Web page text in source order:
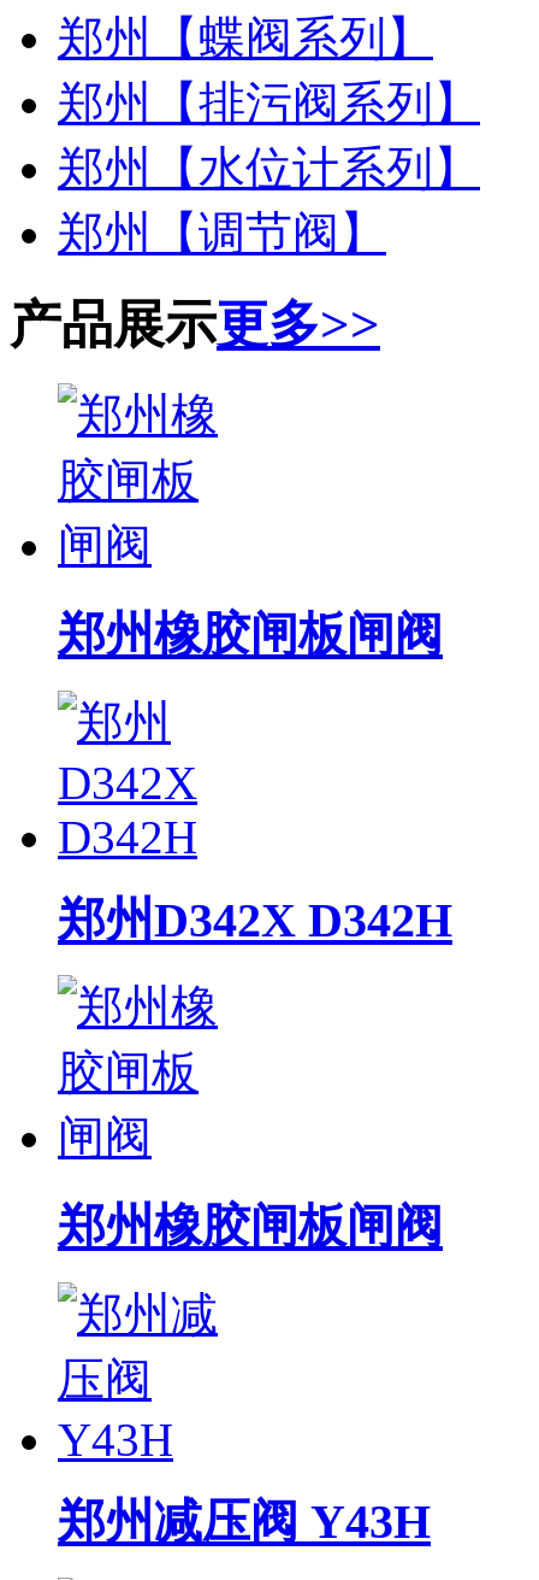
郑州【蝶阀系列】
郑州【排污阀系列】
郑州【水位计系列】
郑州【调节阀】
产品展示更多>>
郑州橡胶闸板闸阀
郑州D342X D342H
郑州橡胶闸板闸阀
郑州减压阀 Y43H